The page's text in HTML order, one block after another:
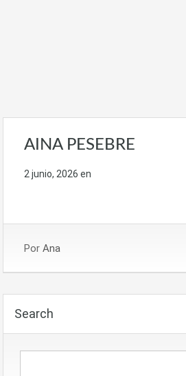
AINA PESEBRE
2 junio, 2026 en
Por Ana
Search